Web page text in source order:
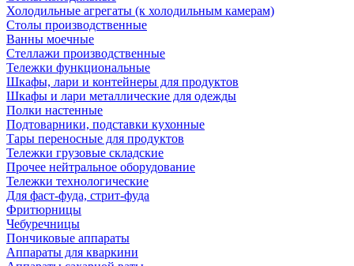
Холодильные агрегаты (к холодильным камерам)
Столы производственные
Ванны моечные
Стеллажи производственные
Тележки функциональные
Шкафы, лари и контейнеры для продуктов
Шкафы и лари металлические для одежды
Полки настенные
Подтоварники, подставки кухонные
Тары переносные для продуктов
Тележки грузовые складские
Прочее нейтральное оборудование
Тележки технологические
Для фаст-фуда, стрит-фуда
Фритюрницы
Чебуречницы
Пончиковые аппараты
Аппараты для кваркини